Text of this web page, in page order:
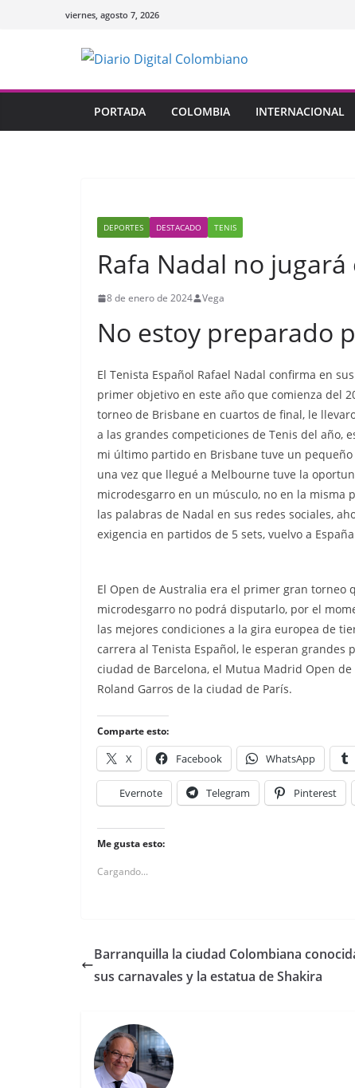
viernes, agosto 7, 2026
PORTADA COLOMBIA INTERNACIONAL
DEPORTES DESTACADO TENIS
Rafa Nadal no
8 de enero de 2024 Vega
No estoy preparado
El Tenista Español Rafael Nadal confirma en
primer objetivo en este año que comienza del
torneo de Brisbane en cuartos de final, le
a las grandes competiciones de Tenis del año,
mi último partido en Brisbane tuve un
una vez que llegué a Melbourne tuve la
microdesgarro en un músculo, no en la misma
las palabras de Nadal en sus redes sociales,
exigencia en partidos de 5 sets, vuelvo a
El Open de Australia era el primer gran torneo
microdesgarro no podrá disputarlo, por el
las mejores condiciones a la gira europea de
carrera al Tenista Español, le esperan grandes
ciudad de Barcelona, el Mutua Madrid Open
Roland Garros de la ciudad de París.
Comparte esto:
X Facebook WhatsApp
Evernote Telegram Pinterest
Me gusta esto:
Cargando...
Barranquilla la ciudad Colombiana
sus carnavales y la estatua de Shakira